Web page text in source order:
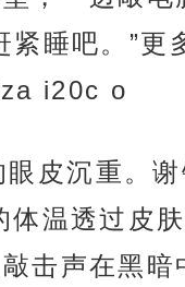
紧睡吧。”更
i20c o
眼皮沉重。
体温透过皮
击声在黑暗